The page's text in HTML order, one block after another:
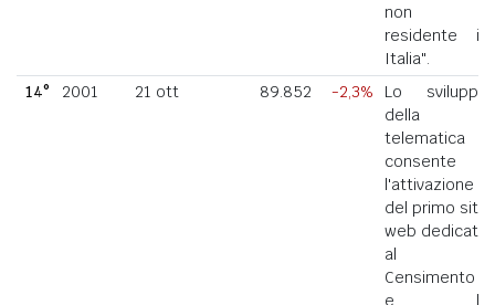
non
residente in
Italia".
14°
2001 21 ott 89.852 -2,3%
Lo sviluppo
della
telematica
consente
l'attivazione
del primo sito
web dedicato
al
Censimento
e la